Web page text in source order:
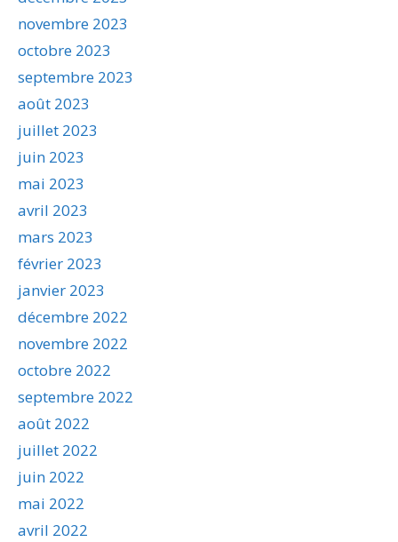
novembre 2023
octobre 2023
septembre 2023
août 2023
juillet 2023
juin 2023
mai 2023
avril 2023
mars 2023
février 2023
janvier 2023
décembre 2022
novembre 2022
octobre 2022
septembre 2022
août 2022
juillet 2022
juin 2022
mai 2022
avril 2022